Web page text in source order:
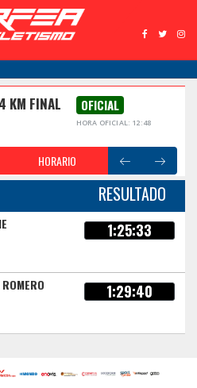
KM FINAL OFICIAL
HORA OFICIAL: 12:48
HORARIO
RESULTADO
1:25:33
1:29:40